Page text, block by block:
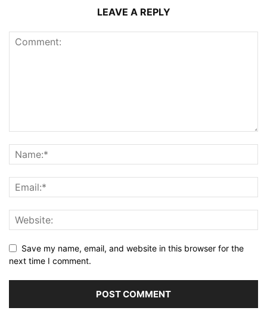
LEAVE A REPLY
Save my name, email, and website in this browser for the
next time I comment.